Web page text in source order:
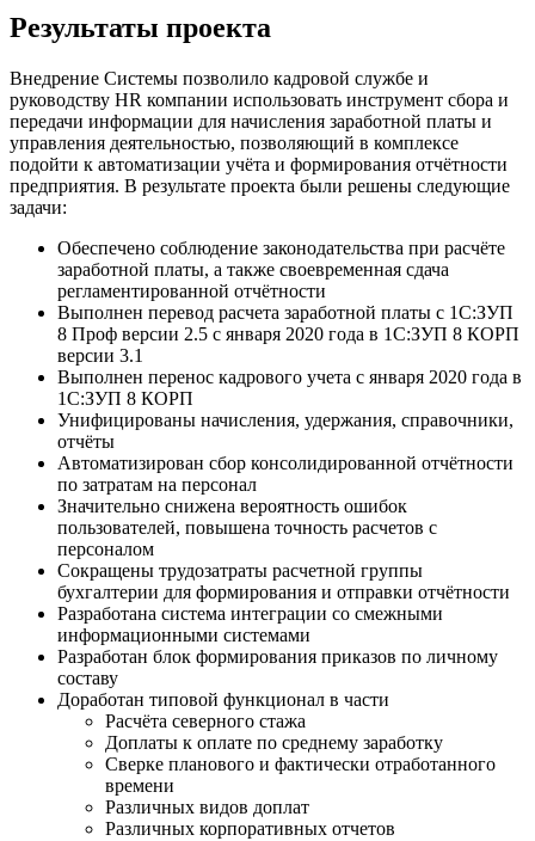
Результаты проекта
Внедрение Системы позволило кадровой службе и
руководству HR компании использовать инструмент сбора и
передачи информации для начисления заработной платы и
управления деятельностью, позволяющий в комплексе
подойти к автоматизации учёта и формирования отчётности
предприятия. В результате проекта были решены следующие
задачи:
Обеспечено соблюдение законодательства при расчёте
заработной платы, а также своевременная сдача
регламентированной отчётности
Выполнен перевод расчета заработной платы с 1С:ЗУП
8 Проф версии 2.5 с января 2020 года в 1С:ЗУП 8 КОРП
версии 3.1
Выполнен перенос кадрового учета с января 2020 года в
1С:ЗУП 8 КОРП
Унифицированы начисления, удержания, справочники,
отчёты
Автоматизирован сбор консолидированной отчётности
по затратам на персонал
Значительно снижена вероятность ошибок
пользователей, повышена точность расчетов с
персоналом
Сокращены трудозатраты расчетной группы
бухгалтерии для формирования и отправки отчётности
Разработана система интеграции со смежными
информационными системами
Разработан блок формирования приказов по личному
составу
Доработан типовой функционал в части
Расчёта северного стажа
Доплаты к оплате по среднему заработку
Сверке планового и фактически отработанного
времени
Различных видов доплат
Различных корпоративных отчетов